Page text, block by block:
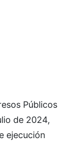
Públicos
de 2024,
ejecución